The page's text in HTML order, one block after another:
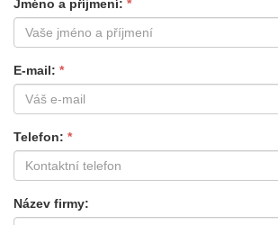
Jméno a příjmení
E-mail
Telefon
Název firmy